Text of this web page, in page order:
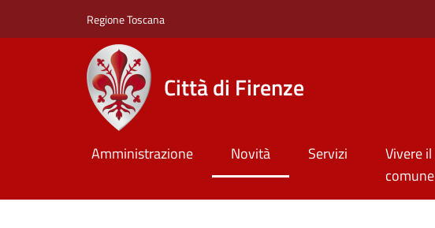
Regione Toscana
Città di Firenze
Amministrazione Novità Servizi
Vivere il
comune